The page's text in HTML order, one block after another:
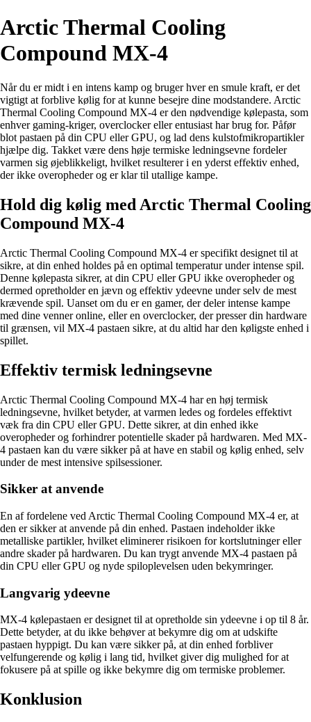
Arctic Thermal Cooling
Compound MX-4
Når du er midt i en intens kamp og bruger hver en smule kraft, er det
vigtigt at forblive kølig for at kunne besejre dine modstandere. Arctic
Thermal Cooling Compound MX-4 er den nødvendige kølepasta, som
enhver gaming-kriger, overclocker eller entusiast har brug for. Påfør
blot pastaen på din CPU eller GPU, og lad dens kulstofmikropartikler
hjælpe dig. Takket være dens høje termiske ledningsevne fordeler
varmen sig øjeblikkeligt, hvilket resulterer i en yderst effektiv enhed,
der ikke overopheder og er klar til utallige kampe.
Hold dig kølig med Arctic Thermal Cooling
Compound MX-4
Arctic Thermal Cooling Compound MX-4 er specifikt designet til at
sikre, at din enhed holdes på en optimal temperatur under intense spil.
Denne kølepasta sikrer, at din CPU eller GPU ikke overopheder og
dermed opretholder en jævn og effektiv ydeevne under selv de mest
krævende spil. Uanset om du er en gamer, der deler intense kampe
med dine venner online, eller en overclocker, der presser din hardware
til grænsen, vil MX-4 pastaen sikre, at du altid har den køligste enhed i
spillet.
Effektiv termisk ledningsevne
Arctic Thermal Cooling Compound MX-4 har en høj termisk
ledningsevne, hvilket betyder, at varmen ledes og fordeles effektivt
væk fra din CPU eller GPU. Dette sikrer, at din enhed ikke
overopheder og forhindrer potentielle skader på hardwaren. Med MX-
4 pastaen kan du være sikker på at have en stabil og kølig enhed, selv
under de mest intensive spilsessioner.
Sikker at anvende
En af fordelene ved Arctic Thermal Cooling Compound MX-4 er, at
den er sikker at anvende på din enhed. Pastaen indeholder ikke
metalliske partikler, hvilket eliminerer risikoen for kortslutninger eller
andre skader på hardwaren. Du kan trygt anvende MX-4 pastaen på
din CPU eller GPU og nyde spiloplevelsen uden bekymringer.
Langvarig ydeevne
MX-4 kølepastaen er designet til at opretholde sin ydeevne i op til 8 år.
Dette betyder, at du ikke behøver at bekymre dig om at udskifte
pastaen hyppigt. Du kan være sikker på, at din enhed forbliver
velfungerende og kølig i lang tid, hvilket giver dig mulighed for at
fokusere på at spille og ikke bekymre dig om termiske problemer.
Konklusion